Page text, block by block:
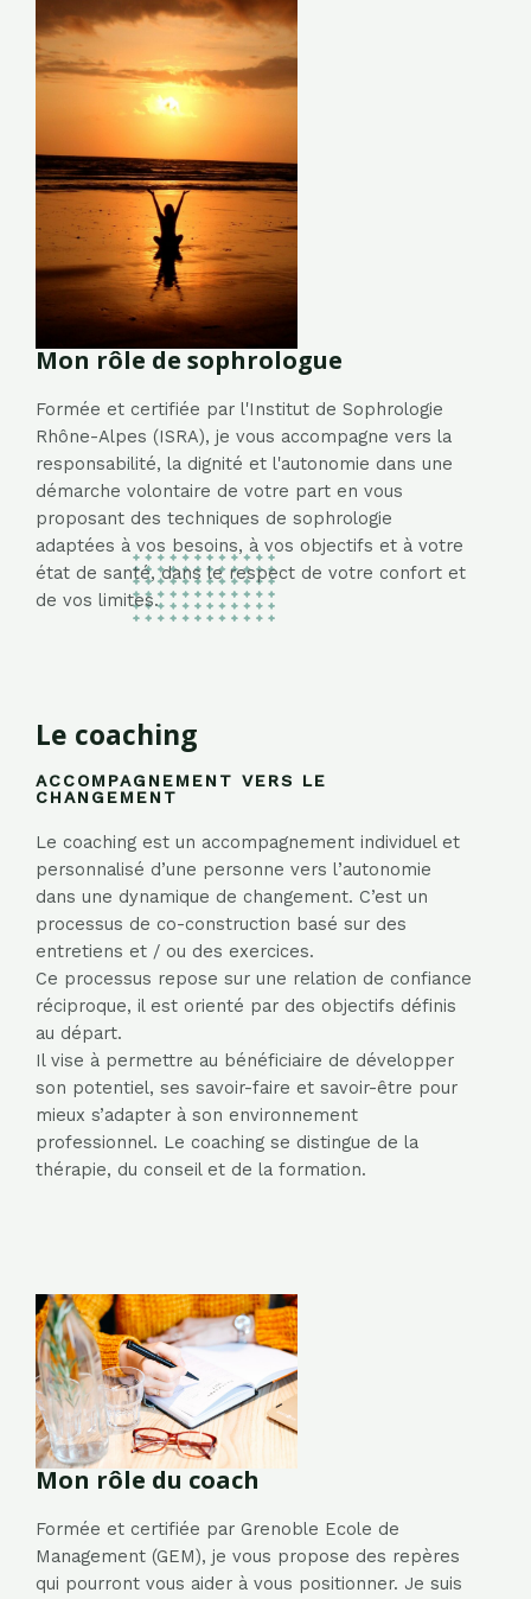
Mon rôle de sophrologue
Formée et certifiée par l'Institut de Sophrologie
Rhône-Alpes (ISRA), je vous accompagne vers la
responsabilité, la dignité et l'autonomie dans une
démarche volontaire de votre part en vous
proposant des techniques de sophrologie
adaptées à vos besoins, à vos objectifs et à votre
état de santé, dans le respect de votre confort et
de vos limites.
Le coaching
ACCOMPAGNEMENT VERS LE
CHANGEMENT
Le coaching est un accompagnement individuel et
personnalisé d’une personne vers l’autonomie
dans une dynamique de changement. C’est un
processus de co-construction basé sur des
entretiens et / ou des exercices.
Ce processus repose sur une relation de confiance
réciproque, il est orienté par des objectifs définis
au départ.
Il vise à permettre au bénéficiaire de développer
son potentiel, ses savoir-faire et savoir-être pour
mieux s’adapter à son environnement
professionnel. Le coaching se distingue de la
thérapie, du conseil et de la formation.
Mon rôle du coach
Formée et certifiée par Grenoble Ecole de
Management (GEM), je vous propose des repères
qui pourront vous aider à vous positionner. Je suis